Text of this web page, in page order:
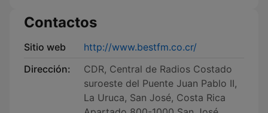
Contactos
Sitio web
http://www.bestfm.co.cr/
Dirección:
CDR, Central de Radios Costado
suroeste del Puente Juan Pablo II,
La Uruca, San José, Costa Rica